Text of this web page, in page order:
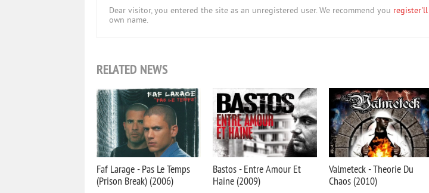
Dear visitor, you entered the site as an unregistered user. We recommend you register'll
own name.
RELATED NEWS
Faf Larage - Pas Le Temps
(Prison Break) (2006)
Bastos - Entre Amour Et
Haine (2009)
Valmeteck - Theorie Du
Chaos (2010)